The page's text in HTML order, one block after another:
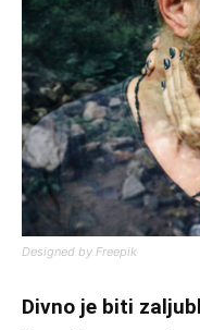
Designed by Freepik
Divno je biti